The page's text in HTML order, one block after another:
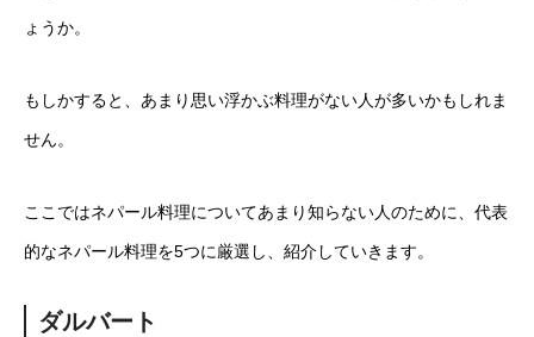
ょうか。
もしかすると、あまり思い浮かぶ料理がない人が多いかもしれま
せん。
ここではネパール料理についてあまり知らない人のために、代表
的なネパール料理を5つに厳選し、紹介していきます。
ダルバート